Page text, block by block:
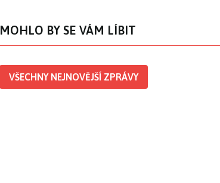
MOHLO BY SE VÁM LÍBIT
VŠECHNY NEJNOVĚJŠÍ ZPRÁVY